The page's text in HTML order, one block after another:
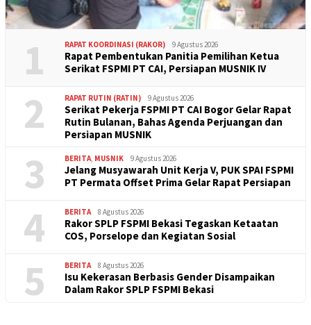
1 RAPAT KOORDINASI (RAKOR) 9 Agustus 2026
Rapat Pembentukan Panitia Pemilihan Ketua
Serikat FSPMI PT CAI, Persiapan MUSNIK IV
2 RAPAT RUTIN (RATIN) 9 Agustus 2026
Serikat Pekerja FSPMI PT CAI Bogor Gelar Rapat
Rutin Bulanan, Bahas Agenda Perjuangan dan
Persiapan MUSNIK
3 BERITA MUSNIK 9 Agustus 2026
Jelang Musyawarah Unit Kerja V, PUK SPAI FSPMI
PT Permata Offset Prima Gelar Rapat Persiapan
4 BERITA 8 Agustus 2026
Rakor SPLP FSPMI Bekasi Tegaskan Ketaatan
COS, Porselope dan Kegiatan Sosial
5 BERITA 8 Agustus 2026
Isu Kekerasan Berbasis Gender Disampaikan
Dalam Rakor SPLP FSPMI Bekasi